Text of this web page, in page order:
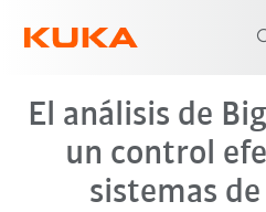
El análisis de
un control
sistemas